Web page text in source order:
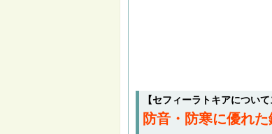
【セフィーラトキアについ
防音・防寒に優れ